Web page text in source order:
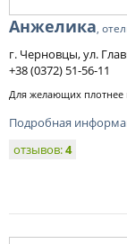
Анжелика,
г. Черновцы, ул.
+38 (0372) 51-56-11
Для желающих плотнее
Подробная
отзывов:4